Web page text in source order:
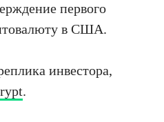
первого
в США.
инвестора,
.